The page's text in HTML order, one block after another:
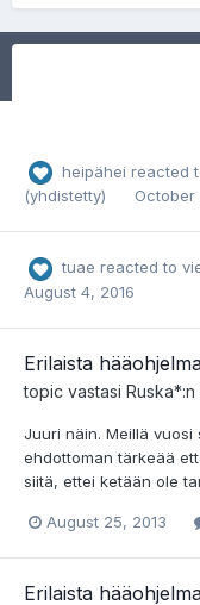
heipähei reacted
(yhdistetty)
October
tuae reacted to
August 4, 2016
Erilaista
topic vastasi Ruska*
Juuri näin. Meillä
ehdottoman tärkeää
siitä, ettei ketään ole
August 25, 2013
Erilaista